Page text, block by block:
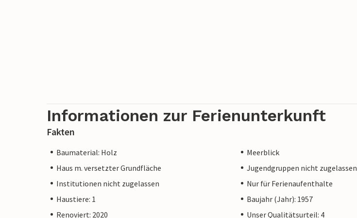
Informationen zur Ferienunterkunft
Fakten
Baumaterial: Holz
Meerblick
Haus m. versetzter Grundfläche
Jugendgruppen nicht zugelassen
Institutionen nicht zugelassen
Nur für Ferienaufenthalte
Haustiere: 1
Baujahr (Jahr): 1957
Renoviert: 2020
Unser Qualitätsurteil: 4